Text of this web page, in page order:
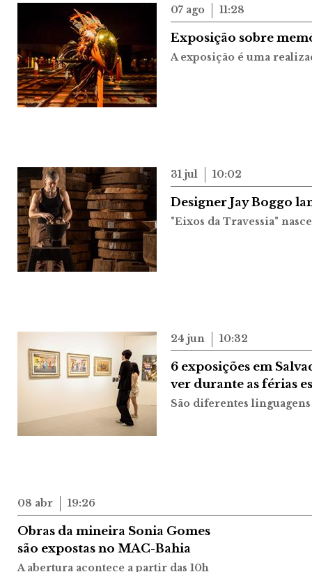
07 ago 11:28
Exposição sobre
A exposição é uma
31 jul 10:02
Designer Jay Boggo
"Eixos da Travessia"
24 jun 10:32
6 exposições em
ver durante as férias
São diferentes
08 abr 19:26
Obras da mineira Sonia Gomes
são expostas no MAC-Bahia
A abertura acontece a partir das 10h